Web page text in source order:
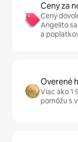
Ceny za
Ceny
Angelito
a
Overené
Viac ako 1
pomôžu s